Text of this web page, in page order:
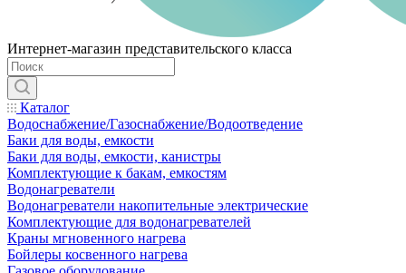
Интернет-магазин представительского класса
Каталог
Водоснабжение/Газоснабжение/Водоотведение
Баки для воды, емкости
Баки для воды, емкости, канистры
Комплектующие к бакам, емкостям
Водонагреватели
Водонагреватели накопительные электрические
Комплектующие для водонагревателей
Краны мгновенного нагрева
Бойлеры косвенного нагрева